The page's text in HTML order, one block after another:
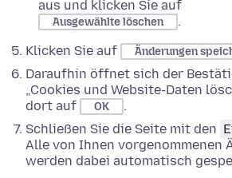
aus und klicken Sie auf
Ausgewählte löschen
.
Klicken Sie auf
Änderungen
Daraufhin öffnet sich der
„Cookies und Website-Daten
dort auf
OK
.
Schließen Sie die Seite mit den
Alle von Ihnen vorgenommenen
werden dabei automatisch